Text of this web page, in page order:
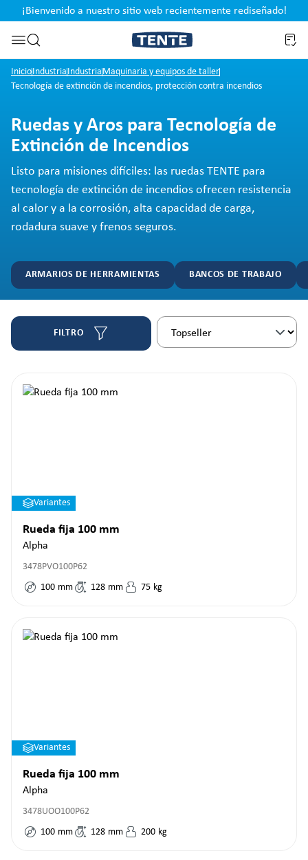
Saltar a la búsqueda
¡Bienvenido a nuestro sitio web recientemente rediseñado!
InicioIndustria Industria Maquinaria y equipos de taller
Tecnología de extinción de incendios, protección contra incendios
Ruedas y Aros para Tecnología de
Extinción de Incendios
Listo para misiones difíciles: las ruedas TENTE para
tecnología de extinción de incendios ofrecen resistencia
al calor y a la corrosión, alta capacidad de carga,
rodadura suave y frenos seguros.
ARMARIOS DE HERRAMIENTAS BANCOS DE TRABAJO
FILTRO
Variantes
Rueda fija 100 mm
Alpha
3478PVO100P62
100 mm 128 mm 75 kg
Variantes
Rueda fija 100 mm
Alpha
3478UOO100P62
100 mm 128 mm 200 kg